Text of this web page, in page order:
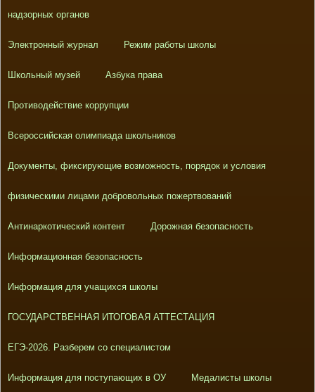
надзорных органов
Электронный журнал Режим работы школы
Школьный музей Азбука права
Противодействие коррупции
Всероссийская олимпиада школьников
Документы, фиксирующие возможность, порядок и условия
физическими лицами добровольных пожертвований
Антинаркотический контент Дорожная безопасность
Информационная безопасность
Информация для учащихся школы
ГОСУДАРСТВЕННАЯ ИТОГОВАЯ АТТЕСТАЦИЯ
ЕГЭ-2026. Разберем со специалистом
Информация для поступающих в ОУ Медалисты школы